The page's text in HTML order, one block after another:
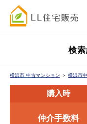
検
横浜市 中古マンション ＞ 横浜市
購入時
仲介手数料